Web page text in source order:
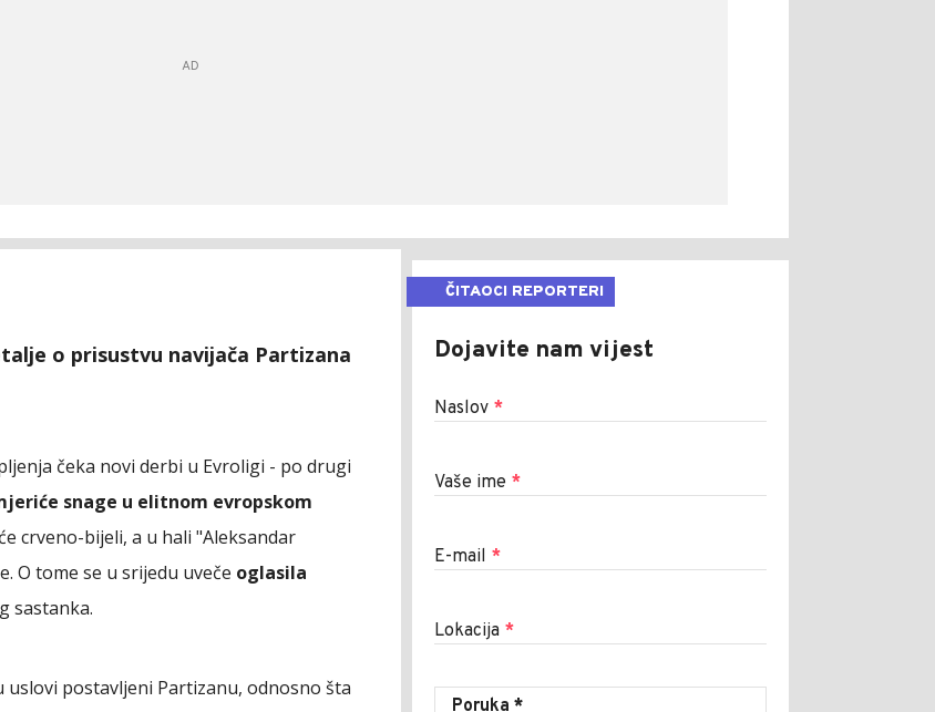
o prisustvu navijača Partizana
čeka novi derbi u Evroligi - po drugi
snage u elitnom evropskom
crveno-bijeli, a u hali "Aleksandar
O tome se u srijedu uveče oglasila
sastanka.
postavljeni Partizanu, odnosno šta
ČITAOCI REPORTERI
Dojavite nam vijest
Naslov *
Vaše ime *
E-mail *
Lokacija *